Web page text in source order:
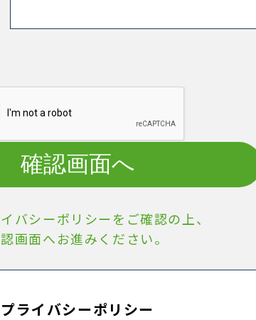
確認画面へ
バシーポリシーをご確認の上、
画面へお進みください。
プライバシーポリシー